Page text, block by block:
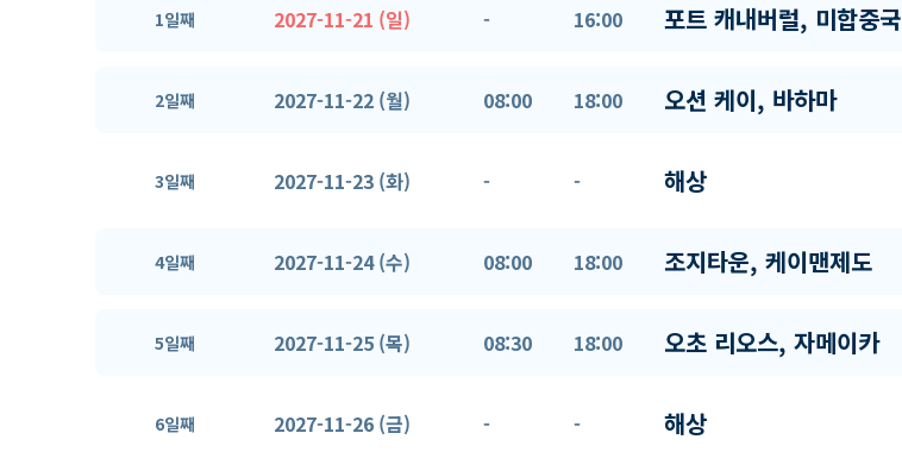
1일째 2027-11-21 (일) - 16:00 포트 캐내버럴, 미합중국
2일째 2027-11-22 (월) 08:00 18:00 오션 케이, 바하마
3일째 2027-11-23 (화) - - 해상
4일째 2027-11-24 (수) 08:00 18:00 조지타운, 케이맨제도
5일째 2027-11-25 (목) 08:30 18:00 오초 리오스, 자메이카
6일째 2027-11-26 (금) - - 해상